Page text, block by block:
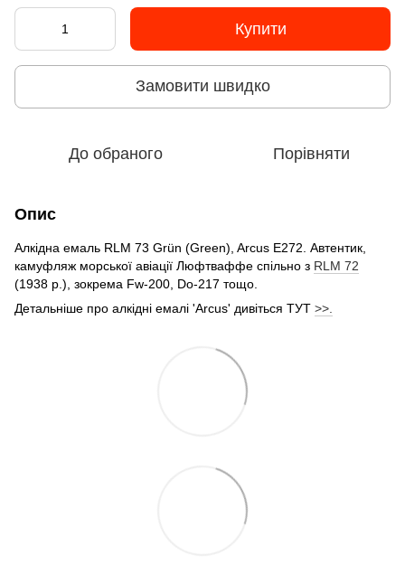
Купити
Замовити швидко
До обраного Порівняти
Опис
Алкідна емаль RLM 73 Grün (Green), Arcus E272. Автентик,
камуфляж морської авіації Люфтваффе спільно з RLM 72
(1938 р.), зокрема Fw-200, Do-217 тощо.
Детальніше про алкідні емалі 'Arcus' дивіться ТУТ >>.